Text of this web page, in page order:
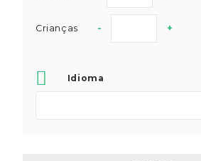
Crianças - +
Idioma